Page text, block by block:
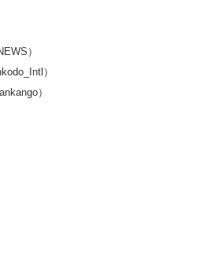
）
）
）